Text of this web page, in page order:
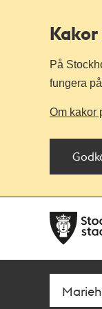
På
fungera
Om kakor
navigationen
huvudinnehållet
Sök